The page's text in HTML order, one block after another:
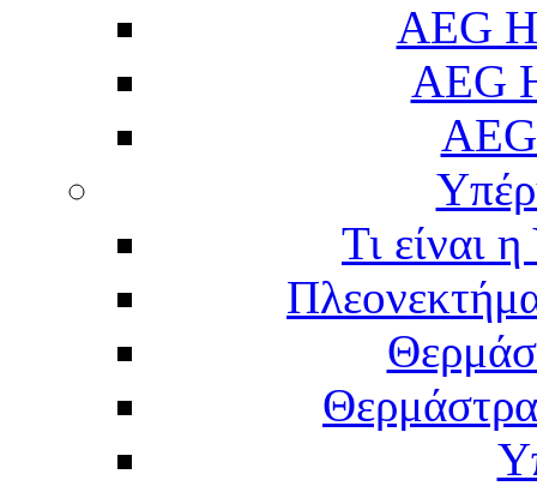
AEG
AEG
Τι είναι